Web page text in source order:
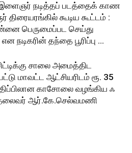
நடித்தப் படத்தைக் காண
திரையரங்கில் கூடிய கூட்டம் :
பெருமைப்பட செய்து
நடிகரின் தந்தை பூரிப்பு …
சாலை அமைத்திட
மாவட்ட ஆட்சியரிடம் ரூ. 35
காசோலை வழங்கிய ஃ
ஆர்.கே.செல்வமணி